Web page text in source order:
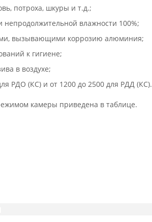
потроха, шкуры и т.д.;
непродолжительной влажности 100%;
вызывающими коррозию алюминия;
к гигиене;
в воздухе;
РДО (КС) и от 1200 до 2500 для РДД (КС).
камеры приведена в таблице.